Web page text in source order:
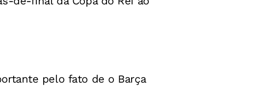
pelo fato de o Barça